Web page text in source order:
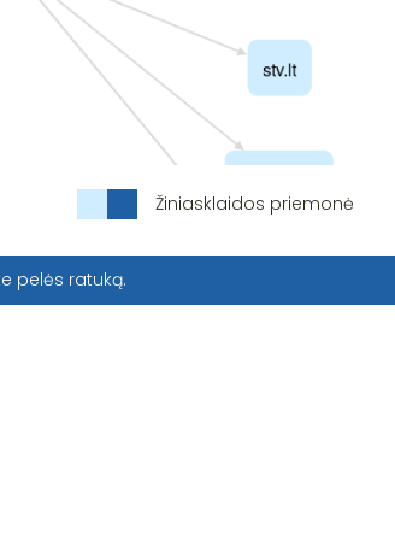
Žiniasklaidos priemonė
pelės ratuką.